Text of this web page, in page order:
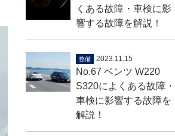
くある故障・車検に影
響する故障を解説！
整備 2023.11.15
No.67 ベンツ W220
S320によくある故障・
車検に影響する故障を
解説！